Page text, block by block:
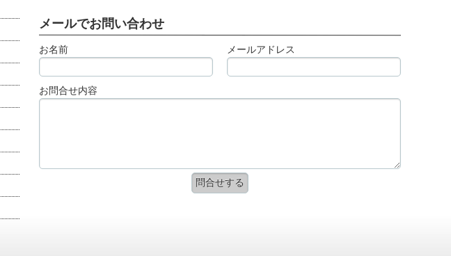
メールでお問い合わせ
お名前 メールアドレス
お問合せ内容